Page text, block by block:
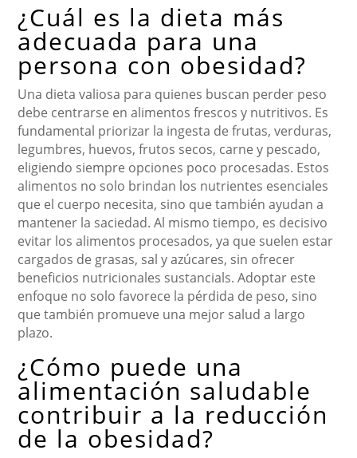
¿Cuál es la dieta más
adecuada para una
persona con obesidad?
Una dieta valiosa para quienes buscan perder peso
debe centrarse en alimentos frescos y nutritivos. Es
fundamental priorizar la ingesta de frutas, verduras,
legumbres, huevos, frutos secos, carne y pescado,
eligiendo siempre opciones poco procesadas. Estos
alimentos no solo brindan los nutrientes esenciales
que el cuerpo necesita, sino que también ayudan a
mantener la saciedad. Al mismo tiempo, es decisivo
evitar los alimentos procesados, ya que suelen estar
cargados de grasas, sal y azúcares, sin ofrecer
beneficios nutricionales sustancials. Adoptar este
enfoque no solo favorece la pérdida de peso, sino
que también promueve una mejor salud a largo
plazo.
¿Cómo puede una
alimentación saludable
contribuir a la reducción
de la obesidad?